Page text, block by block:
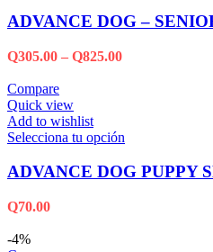
ADVANCE DOG –
Q305.00 – Q825.00
Compare
Quick view
Add to wishlist
Selecciona tu opción
ADVANCE DOG PUPPY
Q70.00
-4%